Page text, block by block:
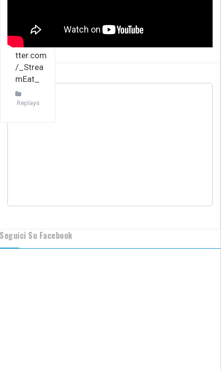
►http://
www.twi
tter.com
/_Strea
mEat_
Replays
Seguici Su Facebook